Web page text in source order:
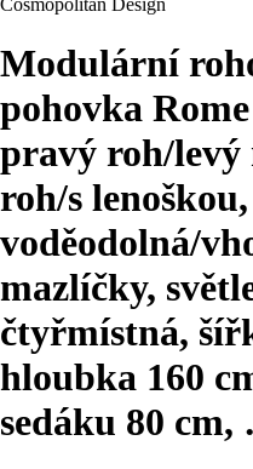
Cosmopolitan Design
Modulární
pohovka
pravý roh/
roh/s lenoškou,
voděodolná/
mazlíčky,
čtyřmístná,
hloubka 160
sedáku 80 cm,